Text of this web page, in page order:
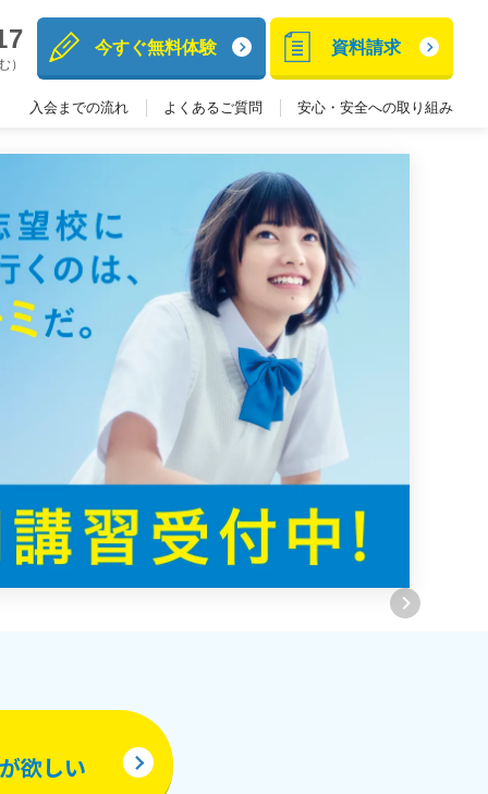
今すぐ無料体験 資料請求
）
入会までの流れ よくあるご質問 安心・安全への取り組み
が欲しい